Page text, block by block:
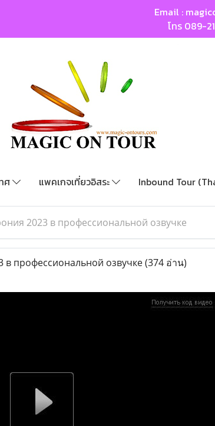
Email :
โทร 089-
ศ แพคเกจเที่ยวอิสระ Inbound Tour
2023 в профессиональной озвучке
в профессиональной озвучке(374 อ่าน)